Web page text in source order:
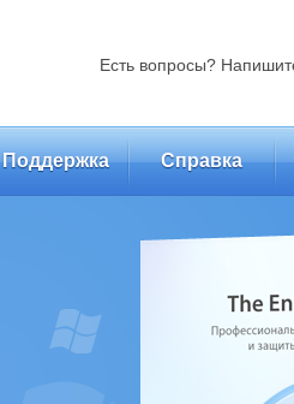
Есть вопросы?
Поддержка Справка